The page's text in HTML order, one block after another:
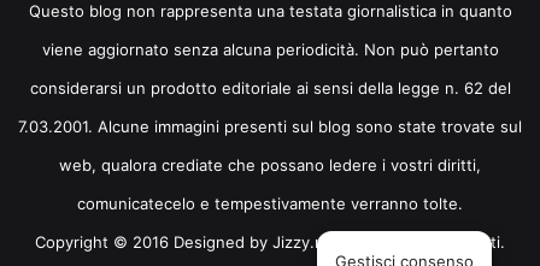
Questo blog non rappresenta una testata giornalistica in quanto
viene aggiornato senza alcuna periodicità. Non può pertanto
considerarsi un prodotto editoriale ai sensi della legge n. 62 del
7.03.2001. Alcune immagini presenti sul blog sono state trovate sul
web, qualora crediate che possano ledere i vostri diritti,
comunicatecelo e tempestivamente verranno tolte.
Copyright © 2016 Designed by Jizzy.net
. Tutti i diritti riservati.
Gestisci consenso